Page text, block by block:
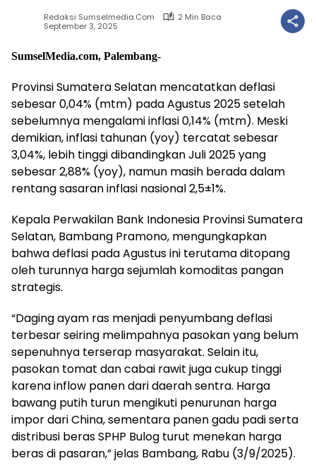
Redaksi Sumselmedia.com
2 Min Baca
September 3, 2025
SumselMedia.com, Palembang-
Provinsi Sumatera Selatan mencatatkan deflasi
sebesar 0,04% (mtm) pada Agustus 2025 setelah
sebelumnya mengalami inflasi 0,14% (mtm). Meski
demikian, inflasi tahunan (yoy) tercatat sebesar
3,04%, lebih tinggi dibandingkan Juli 2025 yang
sebesar 2,88% (yoy), namun masih berada dalam
rentang sasaran inflasi nasional 2,5±1%.
Kepala Perwakilan Bank Indonesia Provinsi Sumatera
Selatan, Bambang Pramono, mengungkapkan
bahwa deflasi pada Agustus ini terutama ditopang
oleh turunnya harga sejumlah komoditas pangan
strategis.
“Daging ayam ras menjadi penyumbang deflasi
terbesar seiring melimpahnya pasokan yang belum
sepenuhnya terserap masyarakat. Selain itu,
pasokan tomat dan cabai rawit juga cukup tinggi
karena inflow panen dari daerah sentra. Harga
bawang putih turun mengikuti penurunan harga
impor dari China, sementara panen gadu padi serta
distribusi beras SPHP Bulog turut menekan harga
beras di pasaran,” jelas Bambang, Rabu (3/9/2025).